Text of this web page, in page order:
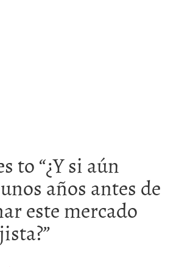
to “¿Y si aún
años antes de
este mercado
”